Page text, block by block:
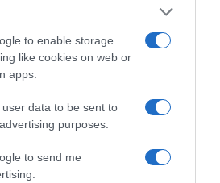
to enable storage
like cookies on web or
apps.
data to be sent to
purposes.
to send me